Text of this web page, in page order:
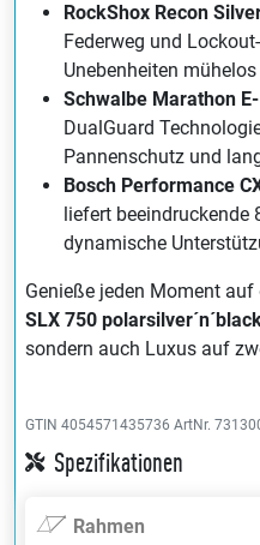
RockShox Recon
Federweg und
Unebenheiten
Schwalbe Marathon
DualGuard
Pannenschutz und
Bosch Performance
liefert beeindruckende
dynamische
Genieße jeden Moment auf
SLX 750
sondern auch Luxus auf
GTIN 4054571435736 ArtNr.
Spezifikationen
Rahmen